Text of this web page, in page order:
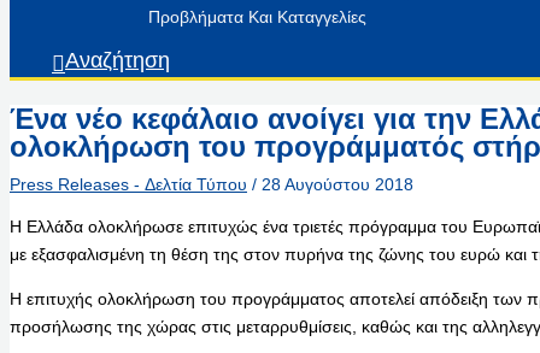
Προβλήματα Και Καταγγελίες
Αναζήτηση
Ένα νέο κεφάλαιο ανοίγει για την
ολοκλήρωση του προγράμματός
Press Releases - Δελτία Τύπου / 28 Αυγούστου 2018
Η Ελλάδα ολοκλήρωσε επιτυχώς ένα τριετές πρόγραμμα του
με εξασφαλισμένη τη θέση της στον πυρήνα της ζώνης του ευρώ
Η επιτυχής ολοκλήρωση του προγράμματος αποτελεί απόδειξη των
προσήλωσης της χώρας στις μεταρρυθμίσεις, καθώς και της